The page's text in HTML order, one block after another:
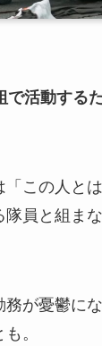
で活動する
「この人と
員と組ま
務が憂鬱に
。